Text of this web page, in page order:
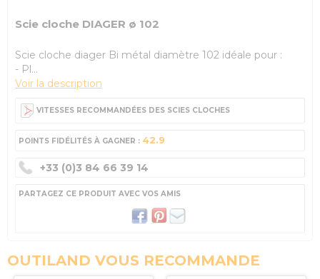
Scie cloche DIAGER ø 102
Scie cloche diager Bi métal diamètre 102 idéale pour :
- Pl...
Voir la description
VITESSES RECOMMANDÉES DES SCIES CLOCHES
POINTS FIDÉLITÉS À GAGNER : 42.9
+33 (0)3 84 66 39 14
PARTAGEZ CE PRODUIT AVEC VOS AMIS
OUTILAND VOUS RECOMMANDE